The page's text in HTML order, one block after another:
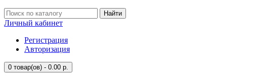
Найти
Личный кабинет
Регистрация
Авторизация
0 товар(ов) - 0.00 р.